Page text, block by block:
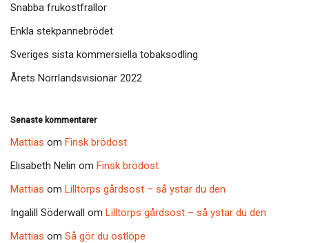
Snabba frukostfrallor
Enkla stekpannebrödet
Sveriges sista kommersiella tobaksodling
Årets Norrlandsvisionär 2022
Senaste kommentarer
Mattias om Finsk brödost
Elisabeth Nelin om Finsk brödost
Mattias om Lilltorps gårdsost – så ystar du den
Ingalill Söderwall om Lilltorps gårdsost – så ystar du den
Mattias om Så gör du ostlöpe